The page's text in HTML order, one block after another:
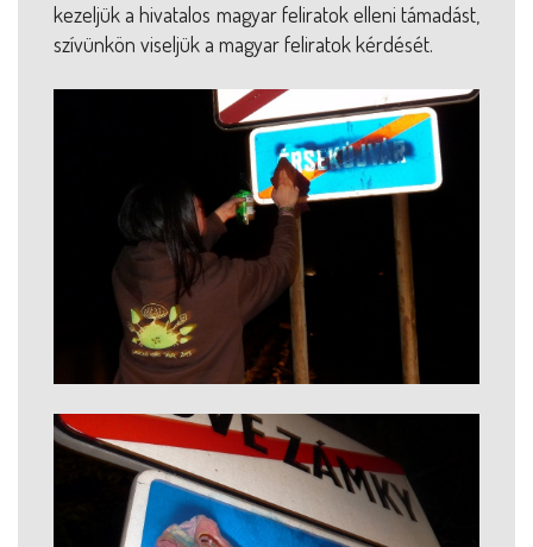
kezeljük a hivatalos magyar feliratok elleni támadást,
szívünkön viseljük a magyar feliratok kérdését.